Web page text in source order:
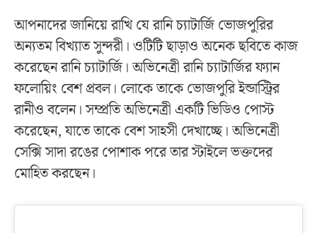
আপনাদের জানিয়ে রাখি যে রানি চ্যাটার্জি ভোজপুরির
অন্যতম বিখ্যাত সুন্দরী। ওটিটি ছাড়াও অনেক ছবিতে কাজ
করেছেন রানি চ্যাটার্জি। অভিনেত্রী রানি চ্যাটার্জির ফ্যান
ফলোয়িং বেশ প্রবল। লোকে তাকে ভোজপুরি ইন্ডাস্ট্রির
রানীও বলেন। সম্প্রতি অভিনেত্রী একটি ভিডিও পোস্ট
করেছেন, যাতে তাকে বেশ সাহসী দেখাচ্ছে। অভিনেত্রী
সেক্সি সাদা রঙের পোশাক পরে তার স্টাইলে ভক্তদের
মোহিত করছেন।